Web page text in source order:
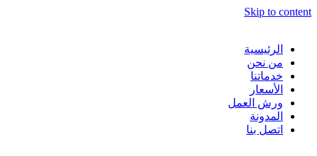
Skip to content
الرئيسية
من نحن
خدماتنا
الأسعار
ورش العمل
المدونة
اتصل بنا